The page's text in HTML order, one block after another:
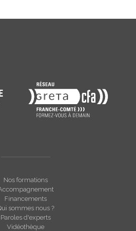
Nos formations
Financements
sommes nous ?
Paroles d'experts
Vidéothèque